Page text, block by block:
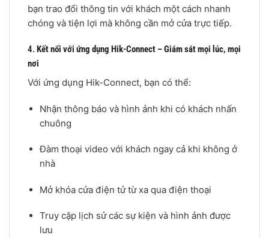
bạn trao đổi thông tin với khách một cách nhanh
chóng và tiện lợi mà không cần mở cửa trực tiếp.
4. Kết nối với ứng dụng Hik-Connect – Giám sát mọi lúc, mọi
nơi
Với ứng dụng Hik-Connect, bạn có thể:
Nhận thông báo và hình ảnh khi có khách nhấn
chuông
Đàm thoại video với khách ngay cả khi không ở
nhà
Mở khóa cửa điện tử từ xa qua điện thoại
Truy cập lịch sử các sự kiện và hình ảnh được
lưu